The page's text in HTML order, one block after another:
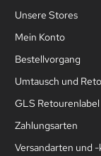
Unsere Stores
Mein Konto
Bestellvorgang
Umtausch und
GLS Retourenlabel
Zahlungsarten
Versandarten und -